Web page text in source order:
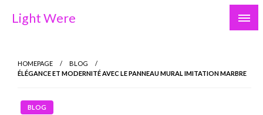
Light Were
HOMEPAGE
BLOG
ÉLÉGANCE ET MODERNITÉ AVEC LE PANNEAU MURAL IMITATION MARBRE
BLOG